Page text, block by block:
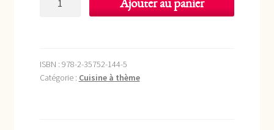
Ajouter au panier
ISBN : 978-2-35752-144-5
Catégorie : Cuisine à thème